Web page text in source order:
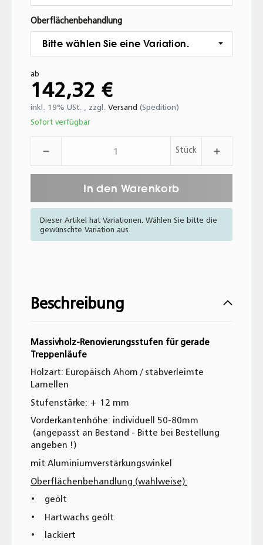
Oberflächenbehandlung
Bitte wählen Sie eine Variation.
ab
142,32 €
inkl. 19% USt. , zzgl. Versand (Spedition)
Sofort verfügbar
Stück
In den Warenkorb
Dieser Artikel hat Variationen. Wählen Sie bitte die
gewünschte Variation aus.
Beschreibung
Massivholz-Renovierungsstufen für gerade
Treppenläufe
Holzart: Europäisch Ahorn / stabverleimte
Lamellen
Stufenstärke: + 12 mm
Vorderkantenhöhe: individuell 50-80mm
(angepasst an Bestand - Bitte bei Bestellung
angeben !)
mit Aluminiumverstärkungswinkel
Oberflächenbehandlung (wahlweise):
• geölt
• Hartwachs geölt
• lackiert